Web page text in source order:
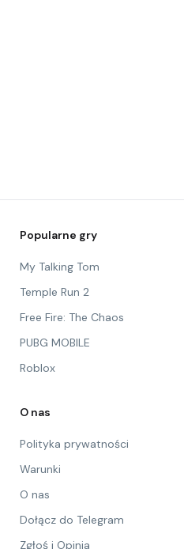
Popularne gry
My Talking Tom
Temple Run 2
Free Fire: The Chaos
PUBG MOBILE
Roblox
O nas
Polityka prywatności
Warunki
O nas
Dołącz do Telegram
Zgłoś i Opinia